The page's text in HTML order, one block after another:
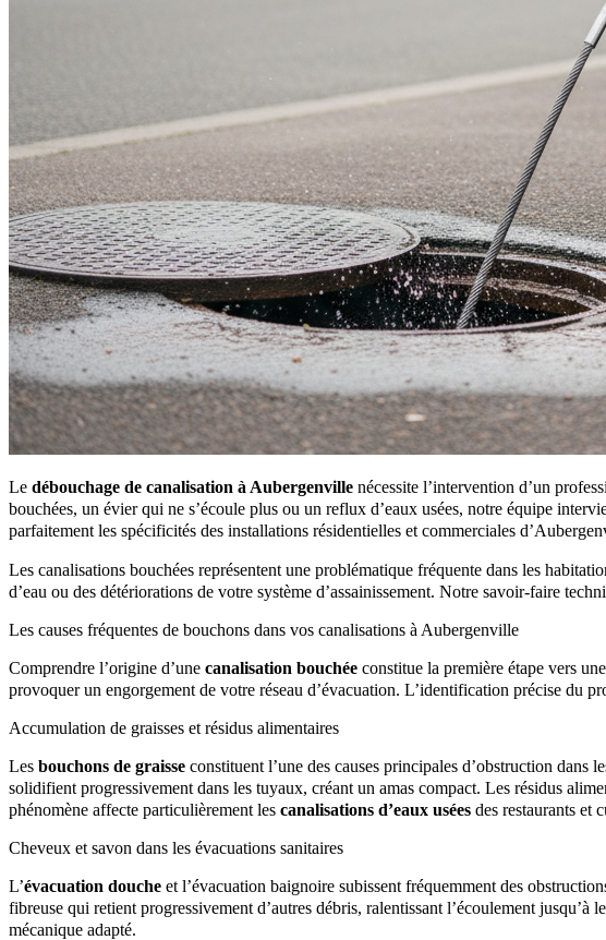
Le débouchage de canalisation à Aubergenville nécessite l’intervention d’un
bouchées, un évier qui ne s’écoule plus ou un reflux d’eaux usées, notre équipe
parfaitement les spécificités des installations résidentielles et commerciales
Les canalisations bouchées représentent une problématique fréquente dans les
d’eau ou des détériorations de votre système d’assainissement. Notre savoir-faire
Les causes fréquentes de bouchons dans vos canalisations à Aubergenville
Comprendre l’origine d’une canalisation bouchée constitue la première étape vers
provoquer un engorgement de votre réseau d’évacuation. L’identification précise du
Accumulation de graisses et résidus alimentaires
Les bouchons de graisse constituent l’une des causes principales d’obstruction dans
solidifient progressivement dans les tuyaux, créant un amas compact. Les résidus
phénomène affecte particulièrement les canalisations d’eaux usées des restaurants et
Cheveux et savon dans les évacuations sanitaires
L’évacuation douche et l’évacuation baignoire subissent fréquemment des
fibreuse qui retient progressivement d’autres débris, ralentissant l’écoulement jusqu’à
mécanique adapté.